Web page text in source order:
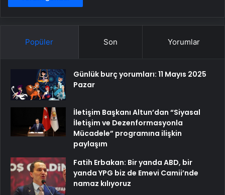
Popüler Son Yorumlar
Günlük burç yorumları: 11 Mayıs 2025
Pazar
İletişim Başkanı Altun’dan “Siyasal
İletişim ve Dezenformasyonla
Mücadele” programına ilişkin
paylaşım
Fatih Erbakan: Bir yanda ABD, bir
yanda YPG biz de Emevi Camii’nde
namaz kılıyoruz